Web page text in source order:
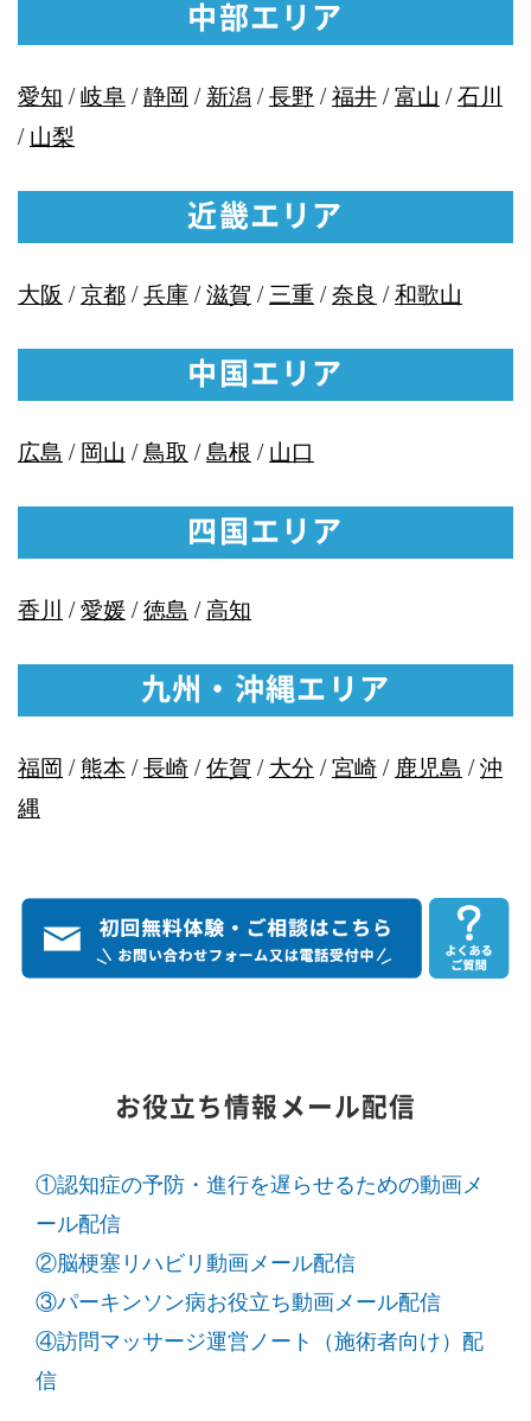
中部エリア
愛知 /岐阜/静岡 /新潟 /長野 /福井/富山 /石川
/山梨
近畿エリア
大阪 /京都/兵庫/滋賀 /三重 /奈良 /和歌山
中国エリア
広島 /岡山 /鳥取 /島根 /山口
四国エリア
香川 /愛媛/徳島 /高知
九州・沖縄エリア
福岡 /熊本 /長崎/佐賀 /大分 /宮崎/ 鹿児島 /沖
縄
お役立ち情報メール配信
①認知症の予防・進行を遅らせるための動画メ
ール配信
②脳梗塞リハビリ動画メール配信
③パーキンソン病お役立ち動画メール配信
④訪問マッサージ運営ノート（施術者向け）配
信